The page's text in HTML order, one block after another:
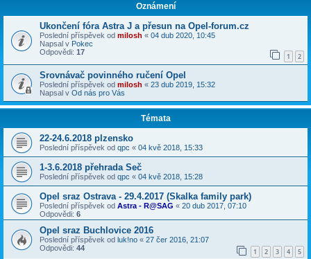
Oznámení
Ukončení fóra Astra J a přesun na Opel-forum.cz
Poslední příspěvek od milosh « 04 dub 2020, 10:45
Napsal v Pokec
Odpovědi: 17 1 2
Srovnávač povinného ručení Opel
Poslední příspěvek od milosh « 23 dub 2019, 15:32
Napsal v Od nás pro Vás
Témata
22-24.6.2018 plzensko
Poslední příspěvek od qpc « 04 kvě 2018, 15:33
1-3.6.2018 přehrada Seč
Poslední příspěvek od qpc « 04 kvě 2018, 15:28
Opel sraz Ostrava - 29.4.2017 (Skalka family park)
Poslední příspěvek od Astra - R@SAG « 20 dub 2017, 07:10
Odpovědi: 6
Opel sraz Buchlovice 2016
Poslední příspěvek od luk!no « 27 čer 2016, 21:07
Odpovědi: 44 1 2 3 4 5